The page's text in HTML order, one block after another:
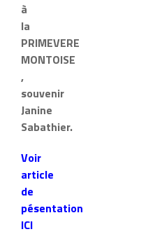
à
la
PRIMEVERE
MONTOISE
,
souvenir
Janine
Sabathier.
Voir
article
de
pésentation
ICI